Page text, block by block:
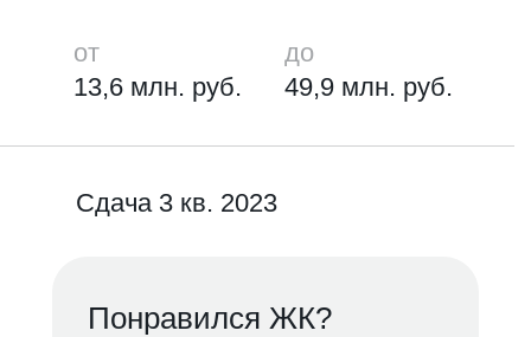
Понравился ЖК?
13,6 млн. руб.
Сдача 3 кв. 2023
49,9 млн. руб.
от до